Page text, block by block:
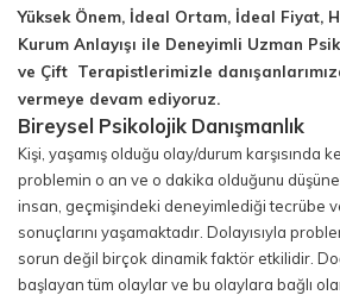
Yüksek Önem, İdeal Ortam, İdeal Fiyat,
Kurum Anlayışı ile Deneyimli Uzman
ve Çift Terapistlerimizle
vermeye devam ediyoruz.
Bireysel Psikolojik Danışmanlık
Kişi, yaşamış olduğu olay/durum karşısında
problemin o an ve o dakika olduğunu
insan, geçmişindeki deneyimlediği tecrübe
sonuçlarını yaşamaktadır. Dolayısıyla
sorun değil birçok dinamik faktör etkilidir.
başlayan tüm olaylar ve bu olaylara bağlı